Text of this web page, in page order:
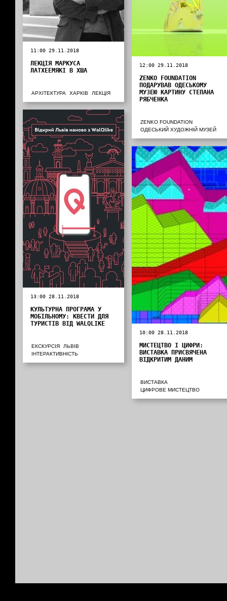
12:00 29.11.2018
ZENKO FOUNDATION
ПОДАРУВАВ ОДЕСЬКОМУ
МУЗЕЮ КАРТИНУ СТЕПАНА
РЯБЧЕНКА
ZENKO FOUNDATION
ОДЕСЬКИЙ ХУДОЖНІЙ МУЗЕЙ
11:00 29.11.2018
ЛЕКЦІЯ МАРКУСА
ЛАТХЕЕМЯКІ В ХША
АРХІТЕКТУРА ХАРКІВ ЛЕКЦІЯ
13:00 28.11.2018
КУЛЬТУРНА ПРОГРАМА У
МОБІЛЬНОМУ: КВЕСТИ ДЛЯ
ТУРИСТІВ ВІД WALQLIKE
ЕКСКУРСІЯ
ЛЬВІВ
ІНТЕРАКТИВНІСТЬ
10:00 28.11.2018
МИСТЕЦТВО І ЦИФРИ:
ВИСТАВКА ПРИСВЯЧЕНА
ВІДКРИТИМ ДАНИМ
ВИСТАВКА
ЦИФРОВЕ МИСТЕЦТВО